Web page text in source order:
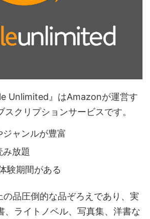
Unlimited』はAmazonが運営す
スクリプションサービスです。
ャンルが豊富
み放題
験期間がある
品圧倒的な品ぞろえであり、実
、ライトノベル、写真集、洋書な